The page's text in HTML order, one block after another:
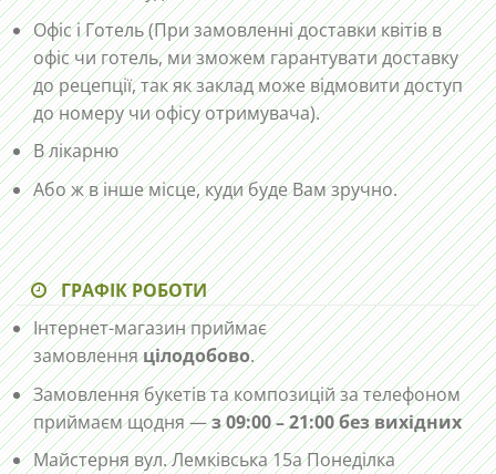
Офіс і Готель (При замовленні доставки квітів в
офіс чи готель, ми зможем гарантувати доставку
до рецепції, так як заклад може відмовити доступ
до номеру чи офісу отримувача).
В лікарню
Або ж в інше місце, куди буде Вам зручно.
ГРАФІК РОБОТИ
Інтернет-магазин приймає
замовленняцілодобово.
Замовлення букетів та композицій за телефоном
приймаєм щодня —з 09:00 – 21:00 без вихідних
Майстерня вул. Лемківська 15а Понеділка